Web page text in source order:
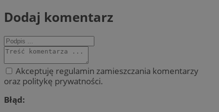
Dodaj komentarz
Akceptuję regulamin zamieszczania komentarzy
oraz politykę prywatności.
Błąd: